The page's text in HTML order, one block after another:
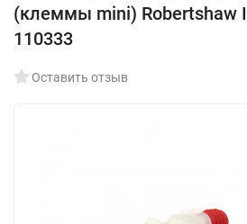
(клеммы mini) Robertshaw
110333
Оставить отзыв